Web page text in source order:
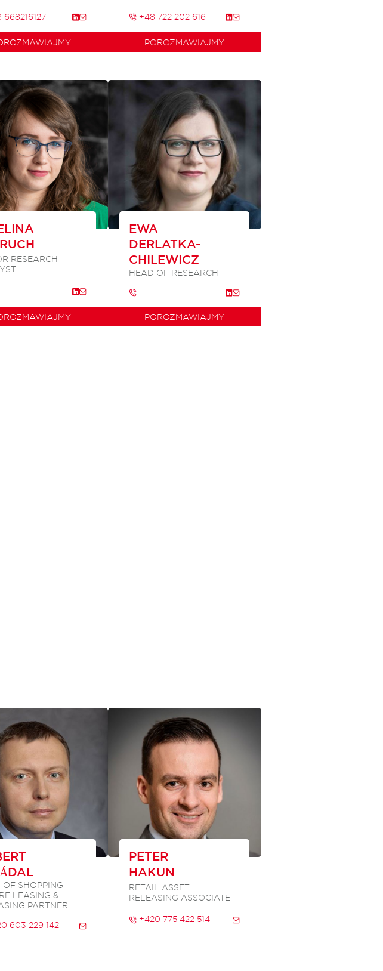
668216127 +48 722 202 616
POROZMAWIAJMY
RESEARCH
EWA
DERLATKA-
CHILEWICZ
HEAD OF RESEARCH
POROZMAWIAJMY
OF SHOPPING
LEASING &
PARTNER
603 229 142
PETER
HAKUN
RETAIL ASSET
RELEASING ASSOCIATE
+420 775 422 514